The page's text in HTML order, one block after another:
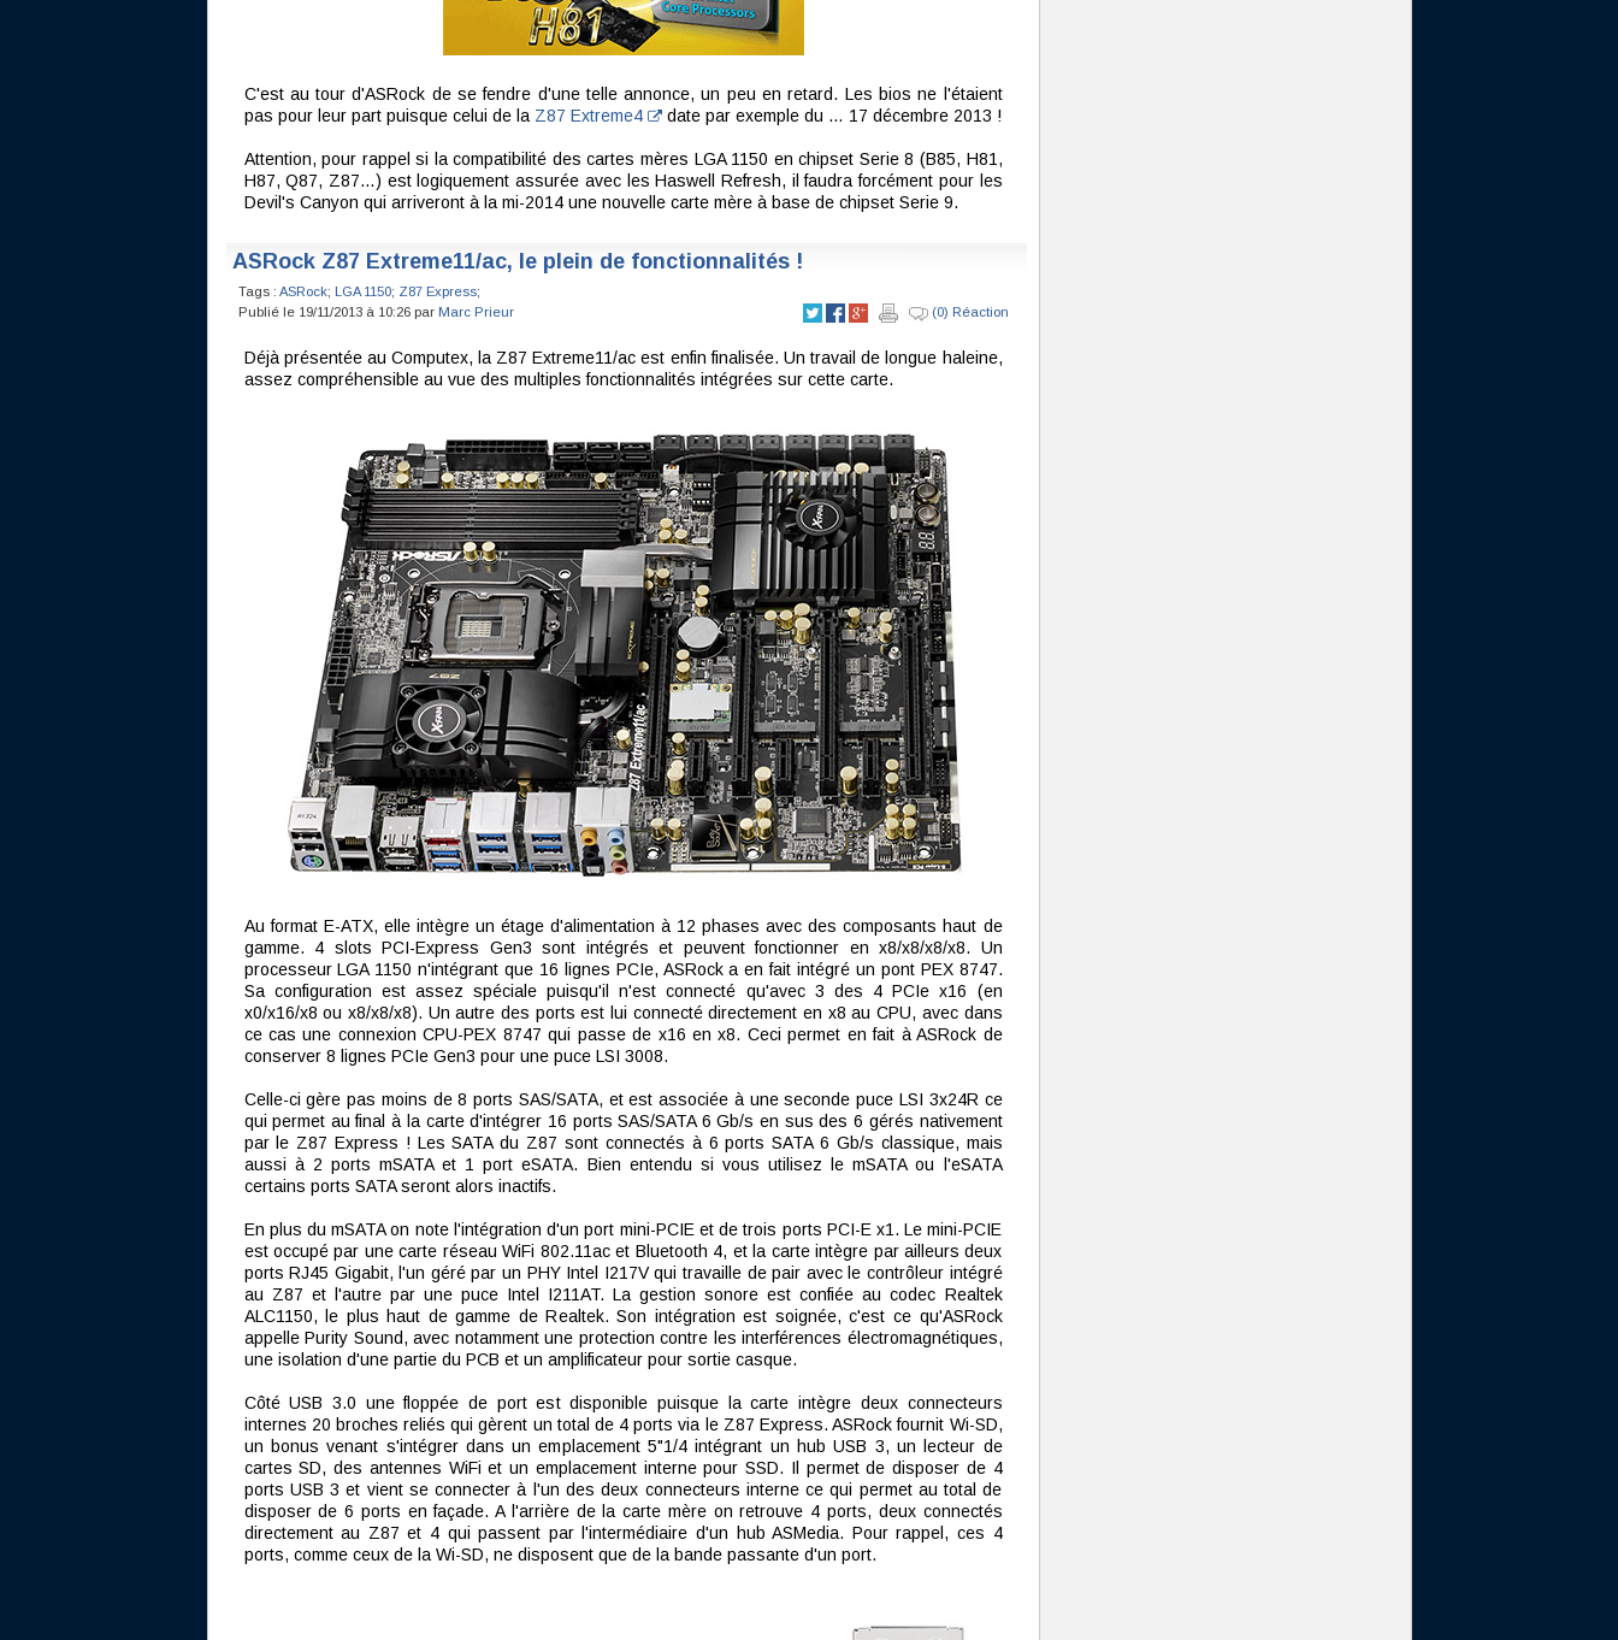
C'est au tour d'ASRock de se fendre d'une telle annonce, un peu en retard. Les bios ne l'étaient
pas pour leur part puisque celui de la Z87 Extreme4 date par exemple du … 17 décembre 2013 !
Attention, pour rappel si la compatibilité des cartes mères LGA 1150 en chipset Serie 8 (B85, H81,
H87, Q87, Z87…) est logiquement assurée avec les Haswell Refresh, il faudra forcément pour les
Devil's Canyon qui arriveront à la mi-2014 une nouvelle carte mère à base de chipset Serie 9.
ASRock Z87 Extreme11/ac, le plein de fonctionnalités !
Tags : ASRock; LGA 1150; Z87 Express;
Publié le 19/11/2013 à 10:26 par Marc Prieur (0) Réaction
Déjà présentée au Computex, la Z87 Extreme11/ac est enfin finalisée. Un travail de longue haleine,
assez compréhensible au vue des multiples fonctionnalités intégrées sur cette carte.
Au format E-ATX, elle intègre un étage d'alimentation à 12 phases avec des composants haut de
gamme. 4 slots PCI-Express Gen3 sont intégrés et peuvent fonctionner en x8/x8/x8/x8. Un
processeur LGA 1150 n'intégrant que 16 lignes PCIe, ASRock a en fait intégré un pont PEX 8747.
Sa configuration est assez spéciale puisqu'il n'est connecté qu'avec 3 des 4 PCIe x16 (en
x0/x16/x8 ou x8/x8/x8). Un autre des ports est lui connecté directement en x8 au CPU, avec dans
ce cas une connexion CPU-PEX 8747 qui passe de x16 en x8. Ceci permet en fait à ASRock de
conserver 8 lignes PCIe Gen3 pour une puce LSI 3008.
Celle-ci gère pas moins de 8 ports SAS/SATA, et est associée à une seconde puce LSI 3x24R ce
qui permet au final à la carte d'intégrer 16 ports SAS/SATA 6 Gb/s en sus des 6 gérés nativement
par le Z87 Express ! Les SATA du Z87 sont connectés à 6 ports SATA 6 Gb/s classique, mais
aussi à 2 ports mSATA et 1 port eSATA. Bien entendu si vous utilisez le mSATA ou l'eSATA
certains ports SATA seront alors inactifs.
En plus du mSATA on note l'intégration d'un port mini-PCIE et de trois ports PCI-E x1. Le mini-PCIE
est occupé par une carte réseau WiFi 802.11ac et Bluetooth 4, et la carte intègre par ailleurs deux
ports RJ45 Gigabit, l'un géré par un PHY Intel I217V qui travaille de pair avec le contrôleur intégré
au Z87 et l'autre par une puce Intel I211AT. La gestion sonore est confiée au codec Realtek
ALC1150, le plus haut de gamme de Realtek. Son intégration est soignée, c'est ce qu'ASRock
appelle Purity Sound, avec notamment une protection contre les interférences électromagnétiques,
une isolation d'une partie du PCB et un amplificateur pour sortie casque.
Côté USB 3.0 une floppée de port est disponible puisque la carte intègre deux connecteurs
internes 20 broches reliés qui gèrent un total de 4 ports via le Z87 Express. ASRock fournit Wi-SD,
un bonus venant s'intégrer dans un emplacement 5"1/4 intégrant un hub USB 3, un lecteur de
cartes SD, des antennes WiFi et un emplacement interne pour SSD. Il permet de disposer de 4
ports USB 3 et vient se connecter à l'un des deux connecteurs interne ce qui permet au total de
disposer de 6 ports en façade. A l'arrière de la carte mère on retrouve 4 ports, deux connectés
directement au Z87 et 4 qui passent par l'intermédiaire d'un hub ASMedia. Pour rappel, ces 4
ports, comme ceux de la Wi-SD, ne disposent que de la bande passante d'un port.